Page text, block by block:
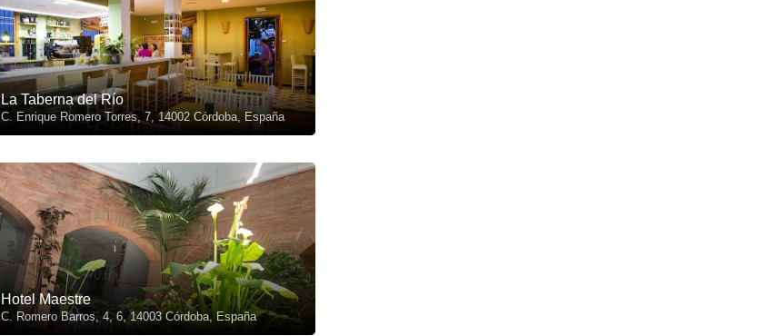
La Taberna del Río
C. Enrique Romero Torres, 7, 14002 Córdoba, España
Hotel Maestre
C. Romero Barros, 4, 6, 14003 Córdoba, España